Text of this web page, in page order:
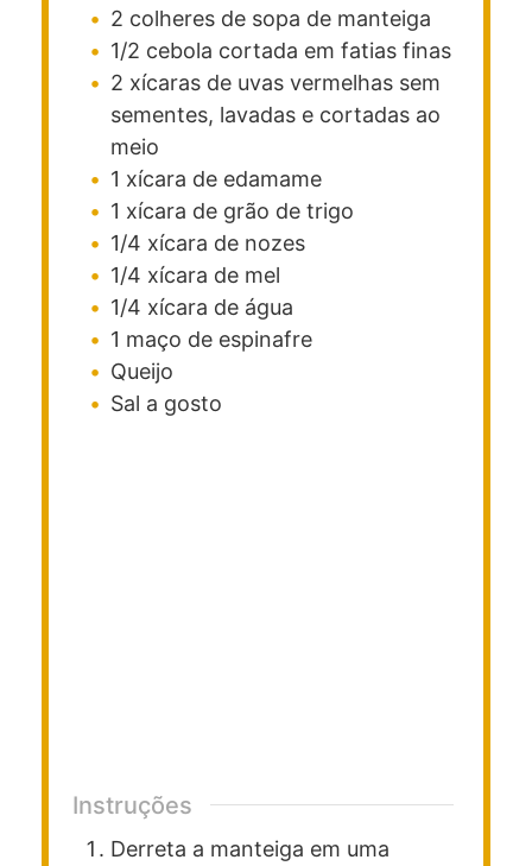
2 colheres de sopa de manteiga
1/2 cebola cortada em fatias finas
2 xícaras de uvas vermelhas sem
sementes, lavadas e cortadas ao
meio
1 xícara de edamame
1 xícara de grão de trigo
1/4 xícara de nozes
1/4 xícara de mel
1/4 xícara de água
1 maço de espinafre
Queijo
Sal a gosto
Instruções
Derreta a manteiga em uma